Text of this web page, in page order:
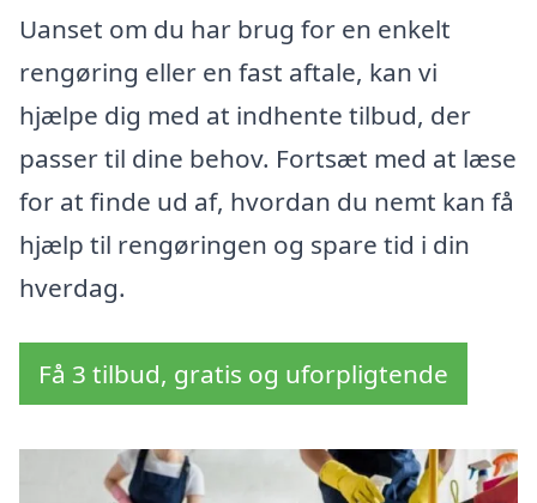
Uanset om du har brug for en enkelt
rengøring eller en fast aftale, kan vi
hjælpe dig med at indhente tilbud, der
passer til dine behov. Fortsæt med at læse
for at finde ud af, hvordan du nemt kan få
hjælp til rengøringen og spare tid i din
hverdag.
Få 3 tilbud, gratis og uforpligtende